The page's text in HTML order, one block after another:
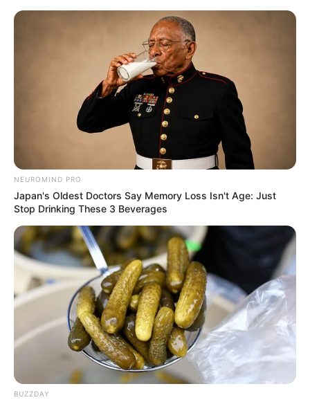
NEUROMIND PRO
Japan's Oldest Doctors Say Memory Loss Isn't Age: Just
Stop Drinking These 3 Beverages
BUZZDAY